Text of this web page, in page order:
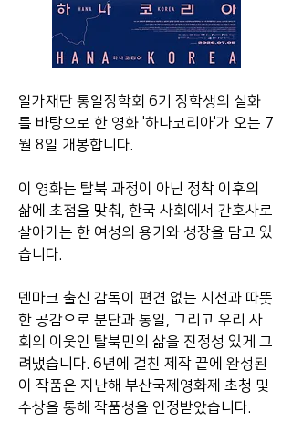
일가재단 통일장학회 6기 장학생의 실화
를 바탕으로 한 영화 '하나코리아'가 오는 7
월 8일 개봉합니다.
이 영화는 탈북 과정이 아닌 정착 이후의
삶에 초점을 맞춰, 한국 사회에서 간호사로
살아가는 한 여성의 용기와 성장을 담고 있
습니다.
덴마크 출신 감독이 편견 없는 시선과 따뜻
한 공감으로 분단과 통일, 그리고 우리 사
회의 이웃인 탈북민의 삶을 진정성 있게 그
려냈습니다. 6년에 걸친 제작 끝에 완성된
이 작품은 지난해 부산국제영화제 초청 및
수상을 통해 작품성을 인정받았습니다.